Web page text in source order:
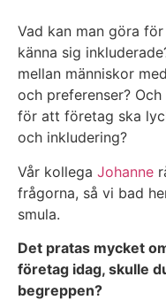
Vad kan man göra
känna sig
mellan människor
och preferenser?
för att företag ska
och inkludering?
Vår kollega Johanne
frågorna, så vi bad
smula.
Det pratas mycket
företag idag, skulle
begreppen?